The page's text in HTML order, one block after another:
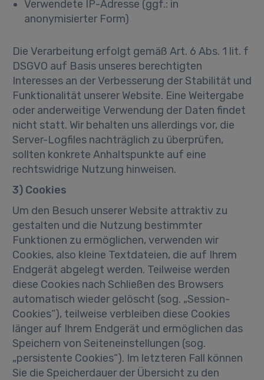
Verwendete IP-Adresse (ggf.: in
anonymisierter Form)
Die Verarbeitung erfolgt gemäß Art. 6 Abs. 1 lit. f
DSGVO auf Basis unseres berechtigten
Interesses an der Verbesserung der Stabilität und
Funktionalität unserer Website. Eine Weitergabe
oder anderweitige Verwendung der Daten findet
nicht statt. Wir behalten uns allerdings vor, die
Server-Logfiles nachträglich zu überprüfen,
sollten konkrete Anhaltspunkte auf eine
rechtswidrige Nutzung hinweisen.
3) Cookies
Um den Besuch unserer Website attraktiv zu
gestalten und die Nutzung bestimmter
Funktionen zu ermöglichen, verwenden wir
Cookies, also kleine Textdateien, die auf Ihrem
Endgerät abgelegt werden. Teilweise werden
diese Cookies nach Schließen des Browsers
automatisch wieder gelöscht (sog. „Session-
Cookies“), teilweise verbleiben diese Cookies
länger auf Ihrem Endgerät und ermöglichen das
Speichern von Seiteneinstellungen (sog.
„persistente Cookies“). Im letzteren Fall können
Sie die Speicherdauer der Übersicht zu den